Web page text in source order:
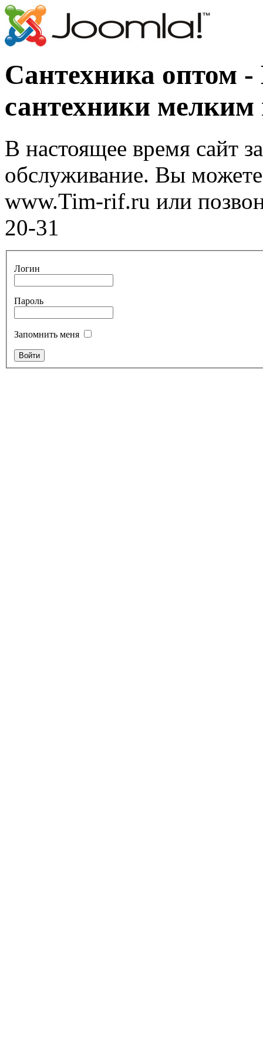
Сантехника оптом
сантехники
В настоящее время сайт
обслуживание. Вы можете
www.Tim-rif.ru или
20-31
Логин
Пароль
Запомнить меня